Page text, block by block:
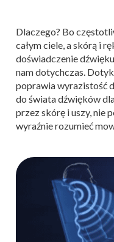
Dlaczego? Bo
całym ciele, a skórą i
doświadczenie
nam dotychczas.
poprawia wyrazistość
do świata dźwięków
przez skórę i uszy, nie
wyraźnie rozumieć